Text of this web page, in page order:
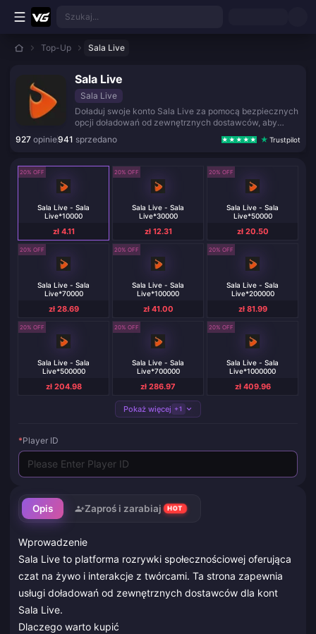
Przejdź do głównej treści
Szukaj...
Top-Up Sala Live
Sala Live
Sala Live
Doładuj swoje konto Sala Live za pomocą bezpiecznych
opcji doładowań od zewnętrznych dostawców, aby
cieszyć się czatem na żywo i rozrywką.
927 opinie941 sprzedano Trustpilot
Opis Zaproś i zarabiaj HOT
Wprowadzenie
Sala Live to platforma rozrywki społecznościowej oferująca
czat na żywo i interakcje z twórcami. Ta strona zapewnia
usługi doładowań od zewnętrznych dostawców dla kont
Sala Live.
Dlaczego warto kupić
20% OFF
Sala Live - Sala
Live*10000
zł 4.11
20% OFF
Sala Live - Sala
Live*30000
zł 12.31
20% OFF
Sala Live - Sala
Live*50000
zł 20.50
20% OFF
Sala Live - Sala
Live*70000
zł 28.69
20% OFF
Sala Live - Sala
Live*100000
zł 41.00
20% OFF
Sala Live - Sala
Live*200000
zł 81.99
20% OFF
Sala Live - Sala
Live*500000
zł 204.98
20% OFF
Sala Live - Sala
Live*700000
zł 286.97
20% OFF
Sala Live - Sala
Live*1000000
zł 409.96
Pokaż więcej +1
*Player ID